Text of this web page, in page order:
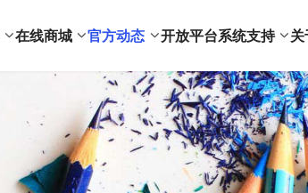
在线商城 官方动态 开放平台系统支持 关